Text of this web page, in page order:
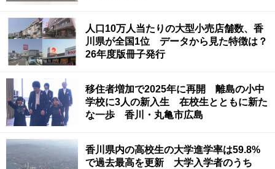
人口10万人当たりの大型小売店舗数、香
川県が全国1位 データから見た特徴は？
26年度版冊子発行
移住者増加で2025年に再開 離島の小中
学校に3人の新入生 在校生とともに新た
な一歩 香川・丸亀市広島
香川県内の高校生の大学進学率は59.8%
で過去最高を更新 大学入学者のうち